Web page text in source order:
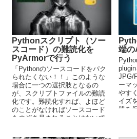
Pythonスクリプト（ソー
スコード）の難読化を
PyArmorで行う
「Pythonのソースコードをパク
られたくない！！」このような
場合に一つの選択肢となるの
が、スクリプトファイルの難読
化です。難読化すれば、よほど
のことがなければソースコード
をのぞき見されることはないで
端の
plugin
JPG/
ーマ
やす
イズ
質を